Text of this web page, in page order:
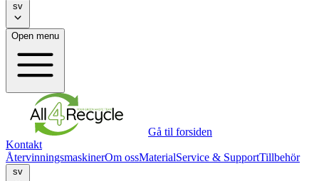
Open menu
Gå til forsiden
Kontakt
ÅtervinningsmaskinerOm ossMaterialService & SupportTillbehör